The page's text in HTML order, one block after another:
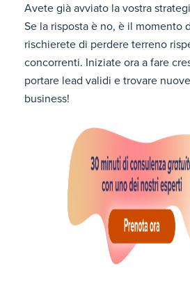
Avete già avviato la vostra
Se la risposta è no, è il momento
rischierete di perdere terreno
concorrenti. Iniziate ora a fare
portare lead validi e trovare
business!